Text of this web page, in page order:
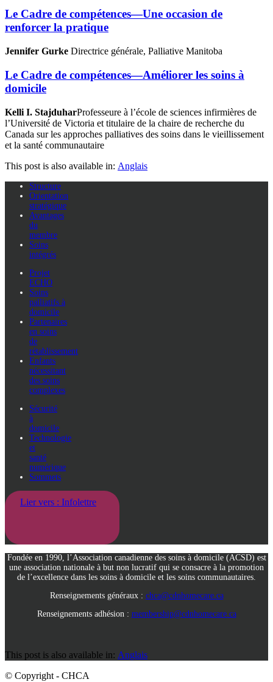
Le Cadre de compétences—Une occasion de
renforcer la pratique
Jennifer Gurke Directrice générale, Palliative Manitoba
Le Cadre de compétences—Améliorer les soins à
domicile
Kelli I. StajduharProfesseure à l’école de sciences infirmières de
l’Université de Victoria et titulaire de la chaire de recherche du
Canada sur les approches palliatives des soins dans le vieillissement
et la santé communautaire
This post is also available in: Anglais
Structure
Orientation
stratégique
Avantages
du
membre
Soins
intégrés
Projet
ECHO
Soins
palliatifs à
domicile
Partenaires
en soins
de
rétablissement
Enfants
nécessitant
des soins
complexes
Sécurité
à
domicile
Technologie
et
santé
numérique
Sommets
Lier vers : Infolettre
Fondée en 1990, l’Association canadienne des soins à domicile (ACSD) est
une association nationale à but non lucratif qui se consacre à la promotion
de l’excellence dans les soins à domicile et les soins communautaires.
Renseignements généraux : chca@cdnhomecare.ca
Renseignements adhésion : membership@cdnhomecare.ca
This post is also available in: Anglais
© Copyright - CHCA